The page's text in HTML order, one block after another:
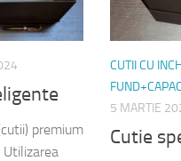
premium
Utilizarea
CUTII CU
FUND+CAPAC
5 MARTIE
Cutie